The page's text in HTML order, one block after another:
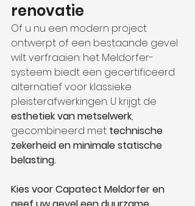
renovatie
Of u nu een modern project
ontwerpt of een bestaande gevel
wilt verfraaien: het Meldorfer-
systeem biedt een gecertificeerd
alternatief voor klassieke
pleisterafwerkingen. U krijgt de
esthetiek van metselwerk,
gecombineerd met technische
zekerheid en minimale statische
belasting.
Kies voor Capatect Meldorfer en